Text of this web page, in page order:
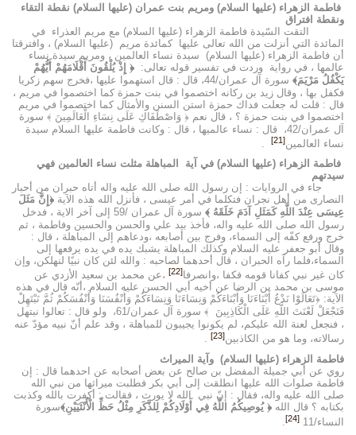
فاطمة الزهراء (عليها السلام) ومريم بنت عمران (عليها السلام) نقطة التقاء
ونقطة افتراق
التقت السّيدة فاطمة الزهراء (عليها السلام) مع مريم العذراء في
المائدة التي أنزلت من الله تعالى عليها كمائدة مريم (عليها السلام) ، وافترقتا
أن فاطمة الزهراء (عليها السلام) سيدة نساء العالمين ، ومريم سيدة نساء
عالمها ، في رواية وردت في تفسير قوله تعالى: ﴿ إِذْ يُلْقُونَ أَقْلَامَهُمْ أَيُّهُمْ
يَكْفُلُ مَرْيَمَ﴾
سورة آل عمران/44، قال : قال استهموا عليها ،فخرج سهم زكريا
فكفل بها ، وقال زيد بن ركانه اختصموا في بنت حمزة كما اختصموا في مريم ،
قال : قلت له جعلت فداك حمزة استن السنن والأمثال كما اختصموا في مريم
اختصموا في بنت حمزة ؟ ، قال نعم ﴿ وَاصْطَفَاكِ عَلَى نِسَاءِ الْعَالَمِينَ ﴾ سورة
آل عمران/42، قال : نساء عالميها ، قال : وكانت فاطمة عليها السلام سيدة
نساء العالمين[21]
.
فاطمة الزهراء (عليها السلام) في آية المباهلة مثلت نساء العالمين فهي
سيدتهم
جاء في الروايات : إن رسول الله صلى الله عليه واله أتاه حبران من أحبار
النصارى من أهل نجران فتكلما في أمر عيسى ، فأنزل الله هذه الآية ﴿إِنَّ مَثَلَ
عِيسَى عِنْدَ اللَّهِ كَمَثَلِ آدَمَ خَلَقَهُ ﴾
سورة آل عمران /59 إلى آخر الاية ، فدخل
رسول الله صلى الله عليه واله، فأخذ بيد علي والحسن والحسين وفاطمة ، ثم
خرج ورفع كفّه إلى السماء، وفرج بين أصابعه ،ودعاهم إلى المباهلة ، قال :
وقال أبو جعفر عليه السلام وكذلك المباهلة يشبك يده في يده يرفعها إلى
السماء،فلما رآه الحبران ، قال أحدهما لصاحبه : والله لئن كان نبيًا لنهلكن، وإن
كان غير نبي كفانا قومه فكفا ،وانصرفا[22]
،عن محمد بن سعيد الأزدي عن
موسى بن محمد بن الرضا عن أخيه أبي الحسن عليه السلام ،أنّه قال في هذه
الآية: ﴿تَعَالَوْا نَدْعُ أَبْنَاءَنَا وَأَبْنَاءَكُمْ وَنِسَاءَنَا وَنِسَاءَكُمْ وَأَنْفُسَنَا وَأَنْفُسَكُمْ ثُمَّ نَبْتَهِلْ
فَنَجْعَلْ لَعْنَتَ اللَّهِ عَلَى الْكَاذِبِينَ ﴾ سورة آل عمران/61، ولو قال : تعالوا نبتهل
، فنجعل لعنة الله عليكم، لم يكونوا يجيبون للمباهلة ، وقد علم أنّ نبيه مؤدّ عنه
رسالاته، وما هو من الكاذبين[23]
.
فاطمة الزهراء (عليها السلام) وآية الميراث
روي عن أبي جميلة المفضل بن صالح عن بعض أصحابه عن احدهما قال : إن
فاطمة صلوات الله عليها انطلقت إلى أبي بكر فطلبت ميراثها من نبي الله
صلى الله عليه واله، فقال : إنّ نبي الله لا يورث ، فقالت : أكفرت بالله وكذبت
بكتابه ؟ قال الله ﴿ يُوصِيكُمُ اللَّهُ فِي أَوْلَادِكُمْ لِلذَّكَرِ مِثْلُ حَظِّ الْأُنْثَيَيْنِ﴾سورة
النساء/11
[24]
.